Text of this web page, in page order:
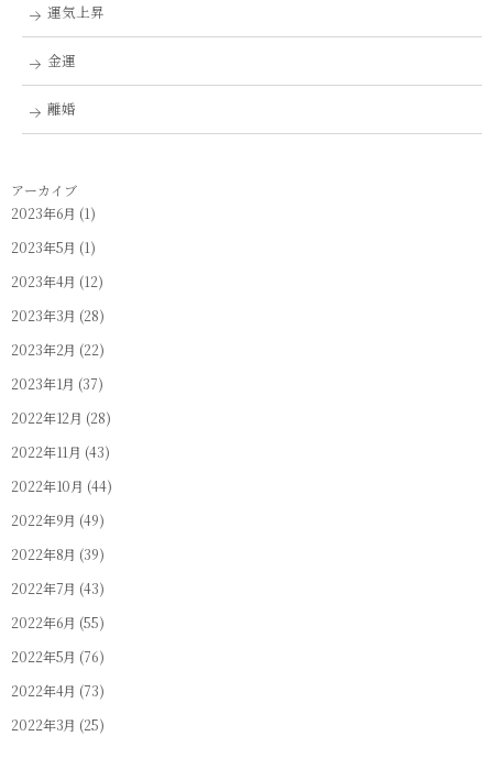
運気上昇
金運
離婚
アーカイブ
2023年6月 (1)
2023年5月 (1)
2023年4月 (12)
2023年3月 (28)
2023年2月 (22)
2023年1月 (37)
2022年12月 (28)
2022年11月 (43)
2022年10月 (44)
2022年9月 (49)
2022年8月 (39)
2022年7月 (43)
2022年6月 (55)
2022年5月 (76)
2022年4月 (73)
2022年3月 (25)